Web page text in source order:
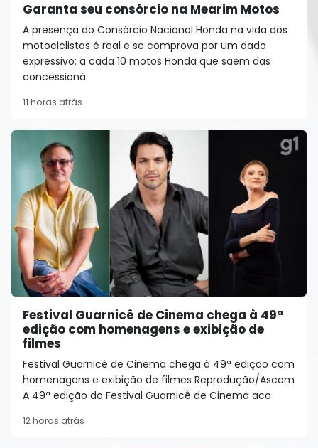
Garanta seu consórcio na Mearim Motos
A presença do Consórcio Nacional Honda na vida dos
motociclistas é real e se comprova por um dado
expressivo: a cada 10 motos Honda que saem das
concessioná
11 horas atrás
Festival Guarnicê de Cinema chega à 49ª
edição com homenagens e exibição de
filmes
Festival Guarnicê de Cinema chega à 49ª edição com
homenagens e exibição de filmes Reprodução/Ascom
A 49ª edição do Festival Guarnicê de Cinema aco
12 horas atrás